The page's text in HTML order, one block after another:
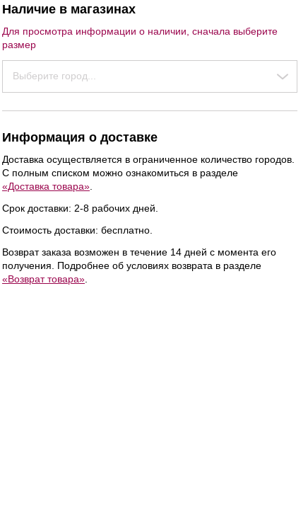
NEW
Наличие в магазинах
Для просмотра информации о наличии, сначала выберите
размер
Выберите город...
Информация о доставке
Доставка осуществляется в ограниченное количество городов.
С полным списком можно ознакомиться в разделе
«Доставка товара»
Срок доставки: 2-8 рабочих дней.
Стоимость доставки: бесплатно.
Возврат заказа возможен в течение 14 дней с момента его
получения. Подробнее об условиях возврата в разделе
«Возврат товара»